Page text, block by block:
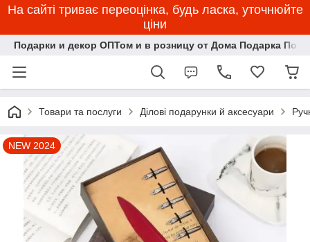
На сайті триває переоцінка, будь ласка, уточнюйте
ціни
Подарки и декор ОПТом и в розницу от Дома Подарка
Товари та послуги Ділові подарунки й аксесуари
NEW 2024